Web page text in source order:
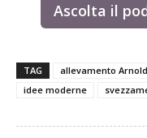
Ascolta il
TAG allevamento
idee moderne